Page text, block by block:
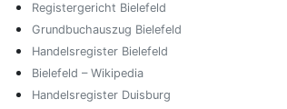
Registergericht Bielefeld
Grundbuchauszug Bielefeld
Handelsregister Bielefeld
Bielefeld – Wikipedia
Handelsregister Duisburg